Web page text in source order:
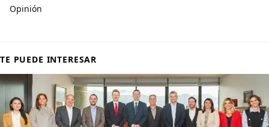
Opinión
TE PUEDE INTERESAR